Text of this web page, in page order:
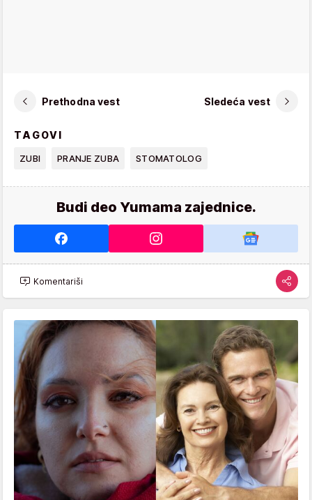
Prethodna vest Sledeća vest
TAGOVI
ZUBI PRANJE ZUBA STOMATOLOG
Budi deo Yumama zajednice.
Komentariši